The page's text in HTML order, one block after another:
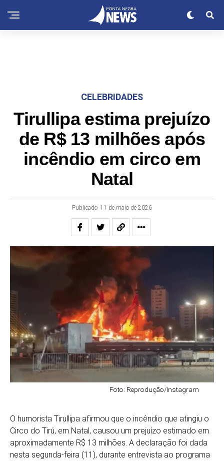
CELEBRIDADES
Tirullipa estima prejuízo
de R$ 13 milhões após
incêndio em circo em
Natal
Publicado 11 de maio de 2026
Foto: Reprodução/Instagram
O humorista Tirullipa afirmou que o incêndio que atingiu o
Circo do Tirú, em Natal, causou um prejuízo estimado em
aproximadamente R$ 13 milhões. A declaração foi dada
nesta segunda-feira (11), durante entrevista ao programa